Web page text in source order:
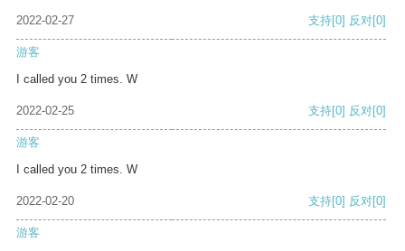
2022-02-27 支持[0] 反对[0]
游客
I called you 2 times. W
2022-02-25 支持[0] 反对[0]
游客
I called you 2 times. W
2022-02-20 支持[0] 反对[0]
游客